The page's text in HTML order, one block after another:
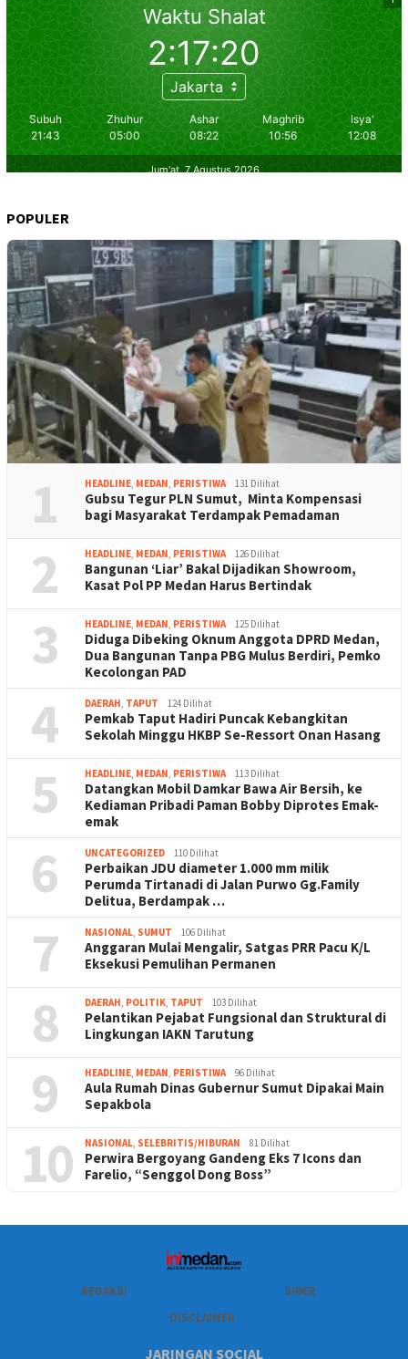
POPULER
1 HEADLINE, MEDAN, PERISTIWA 131 Dilihat
Gubsu Tegur PLN Sumut, Minta Kompensasi
bagi Masyarakat Terdampak Pemadaman
2 HEADLINE, MEDAN, PERISTIWA 126 Dilihat
Bangunan ‘Liar’ Bakal Dijadikan Showroom,
Kasat Pol PP Medan Harus Bertindak
3 HEADLINE, MEDAN, PERISTIWA 125 Dilihat
Diduga Dibeking Oknum Anggota DPRD Medan,
Dua Bangunan Tanpa PBG Mulus Berdiri, Pemko
Kecolongan PAD
4 DAERAH, TAPUT 124 Dilihat
Pemkab Taput Hadiri Puncak Kebangkitan
Sekolah Minggu HKBP Se-Ressort Onan Hasang
5 HEADLINE, MEDAN, PERISTIWA 113 Dilihat
Datangkan Mobil Damkar Bawa Air Bersih, ke
Kediaman Pribadi Paman Bobby Diprotes Emak-
emak
6 UNCATEGORIZED 110 Dilihat
Perbaikan JDU diameter 1.000 mm milik
Perumda Tirtanadi di Jalan Purwo Gg.Family
Delitua, Berdampak …
7 NASIONAL, SUMUT 106 Dilihat
Anggaran Mulai Mengalir, Satgas PRR Pacu K/L
Eksekusi Pemulihan Permanen
8 DAERAH, POLITIK, TAPUT 103 Dilihat
Pelantikan Pejabat Fungsional dan Struktural di
Lingkungan IAKN Tarutung
9 HEADLINE, MEDAN, PERISTIWA 96 Dilihat
Aula Rumah Dinas Gubernur Sumut Dipakai Main
Sepakbola
10 NASIONAL, SELEBRITIS/HIBURAN 81 Dilihat
Perwira Bergoyang Gandeng Eks 7 Icons dan
Farelio, “Senggol Dong Boss”
REDAKSI
SIBER
DISCLAIMER
JARINGAN SOCIAL